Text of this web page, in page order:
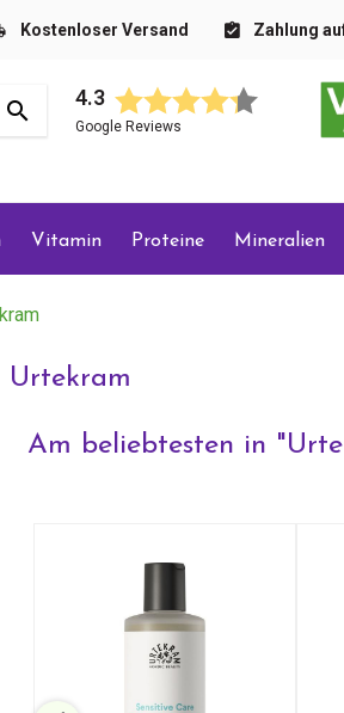
Kostenloser Versand Zahlung
4.3
Google Reviews
Vitamin Proteine Mineralien
Urtekram
Am beliebtesten in "